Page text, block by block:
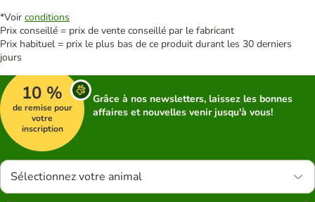
*Voir conditions
Prix conseillé = prix de vente conseillé par le fabricant
Prix habituel = prix le plus bas de ce produit durant les 30 derniers
jours
10 %
de remise pour
votre
inscription
Grâce à nos newsletters, laissez les bonnes
affaires et nouvelles venir jusqu'à vous!
Sélectionnez votre animal